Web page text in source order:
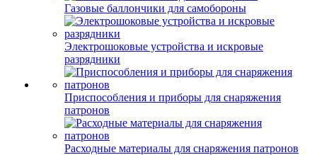
Газовые баллончики для самобороны
Электрошоковые устройства и искровые
разрядники
Приспособления и приборы для снаряжения
патронов
Расходные материалы для снаряжения патронов